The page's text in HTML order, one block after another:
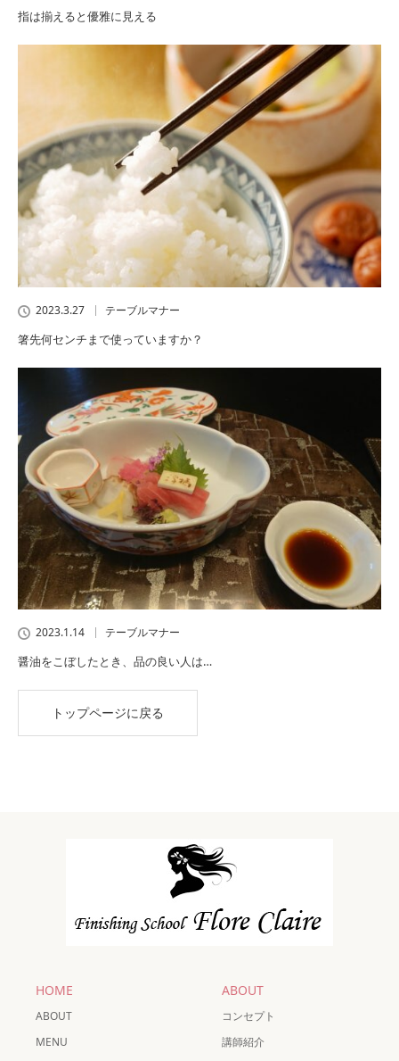
指は揃えると優雅に見える
2023.3.27 テーブルマナー
箸先何センチまで使っていますか？
2023.1.14 テーブルマナー
醤油をこぼしたとき、品の良い人は…
トップページに戻る
HOME
ABOUT
MENU
ABOUT
コンセプト
講師紹介